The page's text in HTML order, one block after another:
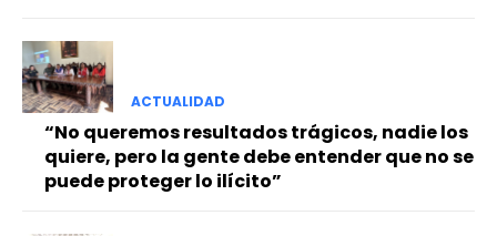
ACTUALIDAD
“No queremos resultados trágicos, nadie los
quiere, pero la gente debe entender que no se
puede proteger lo ilícito”